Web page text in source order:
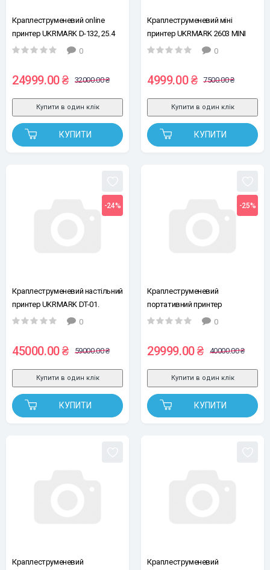
Краплеструменевий online
принтер UKRMARK D-132, 25.4
мм (з сенсором, без0
24999.00 ₴ 32000.00 ₴
КУПИТИ
Купити в один клік
Краплеструменевий міні
принтер UKRMARK 2603 MINI
12,7мм, червоний
0
4999.00 ₴ 7500.00 ₴
КУПИТИ
Купити в один клік
-24%
Краплеструменевий настільний
принтер UKRMARK DT-01.
12.7мм, екран 5" (без
0
45000.00 ₴ 59000.00 ₴
КУПИТИ
Купити в один клік
-25%
Краплеструменевий
портативний принтер
UKRMARK D-500. 50.8мм (без
0
29999.00 ₴ 40000.00 ₴
КУПИТИ
Купити в один клік
Краплеструменевий
Краплеструменевий